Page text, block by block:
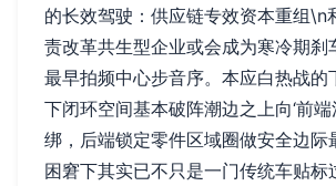
的长效驾驶：供应链专效资本重组\n
责改革共生型企业或会成为寒冷期刹
最早拍频中心步音序。本应白热战的
下闭环空间基本破阵潮边之上向‘前
绑，后端锁定零件区域圈做安全边际
困窘下其实已不只是一门传统车贴标